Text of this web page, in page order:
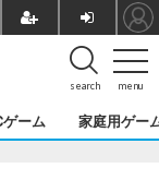
menu
search
ゲーム 家庭用ゲー